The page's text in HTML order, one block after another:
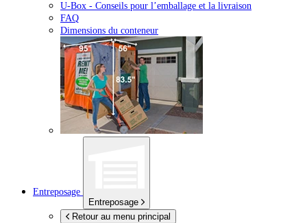
U-Box - Conseils pour l’emballage et la livraison
FAQ
Dimensions du conteneur
Entreposage
Entreposage
Retour au menu principal